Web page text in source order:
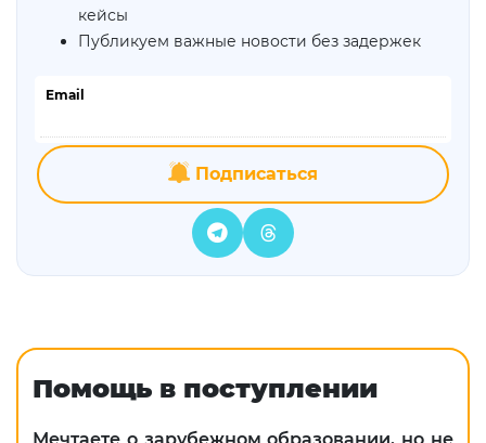
кейсы
Публикуем важные новости без задержек
Email
Подписаться
Помощь в поступлении